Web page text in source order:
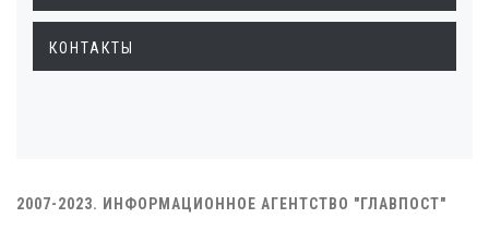
КОНТАКТЫ
2007-2023. ИНФОРМАЦИОННОЕ АГЕНТСТВО "ГЛАВПОСТ"